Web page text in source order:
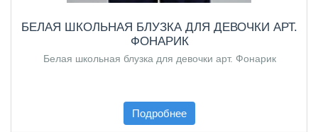
БЕЛАЯ ШКОЛЬНАЯ БЛУЗКА ДЛЯ ДЕВОЧКИ АРТ.
ФОНАРИК
Белая школьная блузка для девочки арт. Фонарик
Подробнее